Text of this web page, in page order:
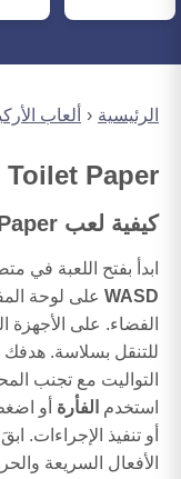
الرئيسية ألعاب
Paper
كيفية لعب Among Us: Toilet Paper
ابدأ بفتح اللعبة في
WASD على لوحة
الفضاء. على
للتنقل بسلاسة.
التواليت مع تجنب
استخدم الفأرة أو
أو تنفيذ الإجراءات.
الأفعال السريعة